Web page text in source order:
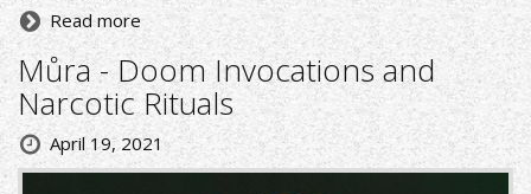
Read more
Můra - Doom Invocations and
Narcotic Rituals
April 19, 2021